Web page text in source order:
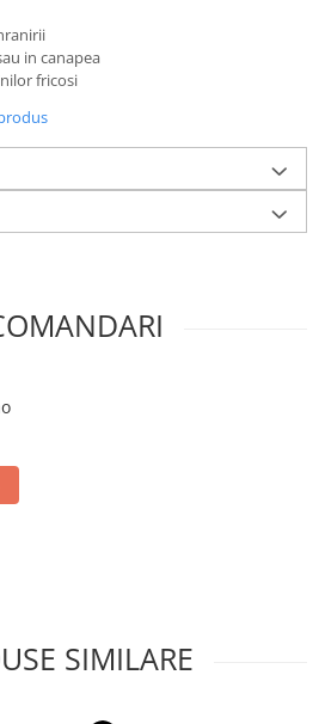
in canapea
fricosi
SIMILARE